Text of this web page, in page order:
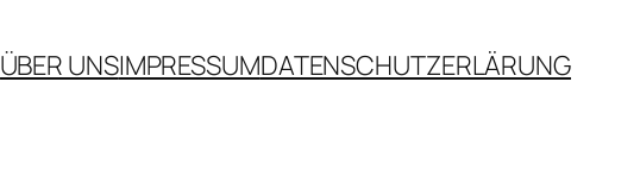
ÜBER UNSIMPRESSUMDATENSCHUTZERLÄRUNG